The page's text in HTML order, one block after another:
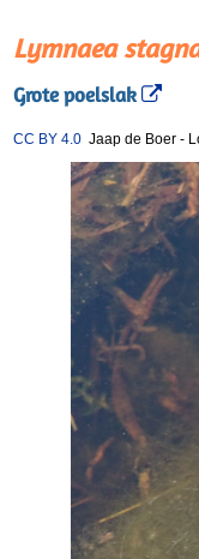
Lymnaea
Grote poelslak
CC BY 4.0 Jaap de Boer -